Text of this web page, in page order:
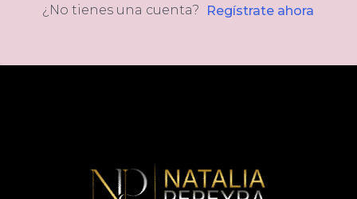
¿No tienes una cuenta? Regístrate ahora